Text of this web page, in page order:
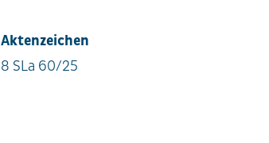
Aktenzeichen
8 SLa 60/25